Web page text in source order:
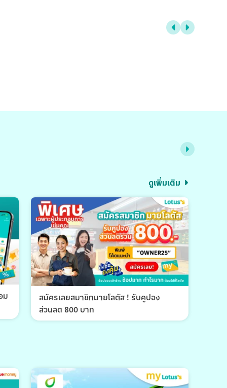
ดูเพิ่มเติม
ม
สมัครเลยสมาชิกมายโลตัส ! รับคูปอง
ส่วนลด 800 บาท